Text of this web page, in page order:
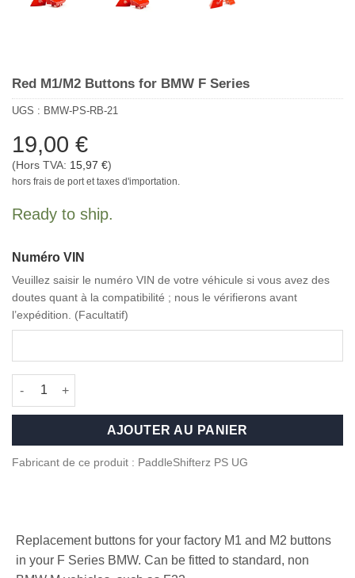
Red M1/M2 Buttons for BMW F Series
UGS : BMW-PS-RB-21
19,00 €
(Hors TVA: 15,97 €)
hors frais de port et taxes d'importation.
Ready to ship.
Numéro VIN
Veuillez saisir le numéro VIN de votre véhicule si vous avez des
doutes quant à la compatibilité ; nous le vérifierons avant
l’expédition. (Facultatif)
quantité de Red M1/M2 Buttons for BMW F Series
AJOUTER AU PANIER
Fabricant de ce produit : PaddleShifterz PS UG
Replacement buttons for your factory M1 and M2 buttons
in your F Series BMW. Can be fitted to standard, non